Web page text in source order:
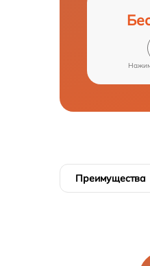
Преимущества